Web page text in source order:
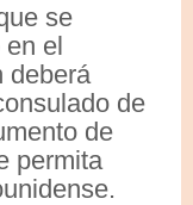
se
en el
deberá
de
de
permita